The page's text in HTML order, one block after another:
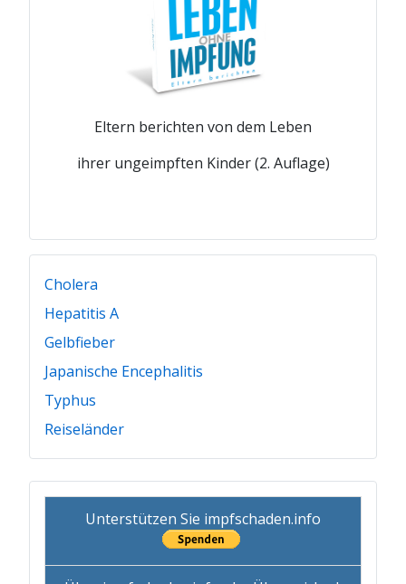
Eltern berichten von dem Leben
ihrer ungeimpften Kinder (2. Auflage)
Cholera
Hepatitis A
Gelbfieber
Japanische Encephalitis
Typhus
Reiseländer
Unterstützen Sie impfschaden.info